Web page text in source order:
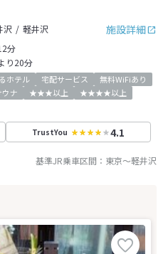
施設詳細
沢
軽井沢
分
り20分
ホテル 宅配サービス
無料WiFiあり
ウナ ★★★以上
★★★★以上
TrustYou 4.1
基準JR乗車区間： 東京～軽井沢